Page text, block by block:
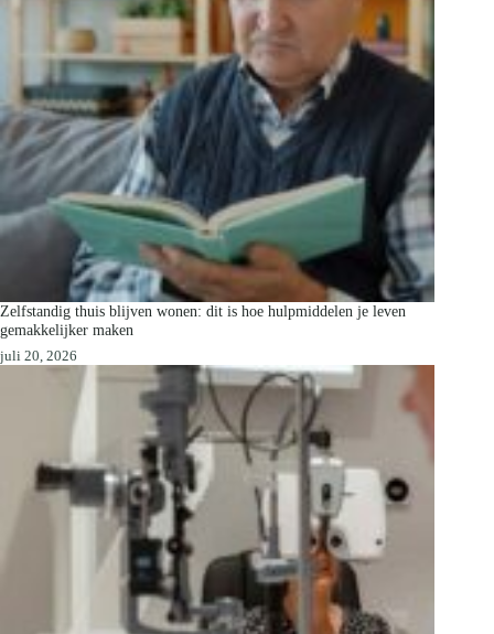
Zelfstandig thuis blijven wonen: dit is hoe hulpmiddelen je leven
gemakkelijker maken
juli 20, 2026